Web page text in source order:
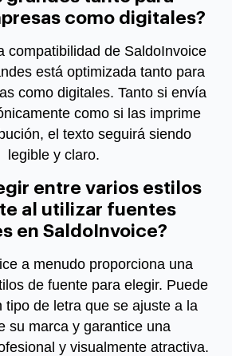
como digitales?
compatibilidad de SaldoInvoice
está optimizada tanto para
como digitales. Tanto si envía
como si las imprime
el texto seguirá siendo
legible y claro.
entre varios estilos
al utilizar fuentes
en SaldoInvoice?
a menudo proporciona una
de fuente para elegir. Puede
tipo de letra que se ajuste a la
su marca y garantice una
y visualmente atractiva.